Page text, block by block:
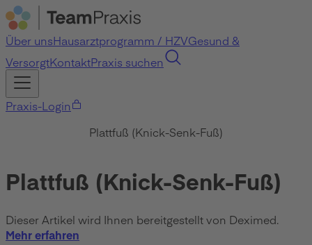
Über unsHausarztprogramm / HZVGesund &
VersorgtKontaktPraxis suchen
Praxis-Login
Plattfuß (Knick-Senk-Fuß)
Plattfuß (Knick-Senk-Fuß)
Dieser Artikel wird Ihnen bereitgestellt von Deximed.
Mehr erfahren